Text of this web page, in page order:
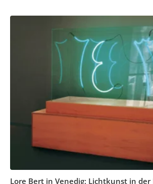
Lore Bert in Venedig: Lichtkunst in der